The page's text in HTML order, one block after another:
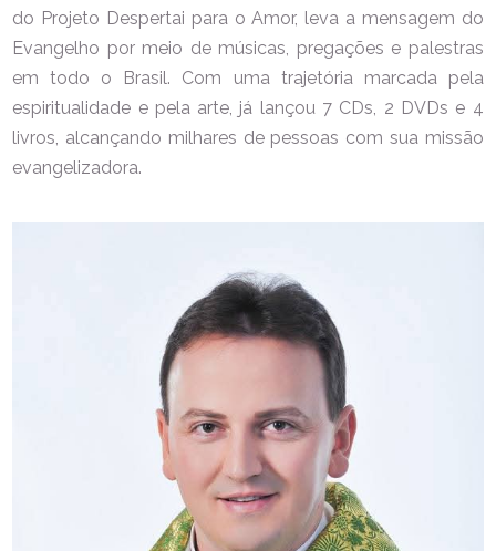
do Projeto Despertai para o Amor, leva a mensagem do
Evangelho por meio de músicas, pregações e palestras
em todo o Brasil. Com uma trajetória marcada pela
espiritualidade e pela arte, já lançou 7 CDs, 2 DVDs e 4
livros, alcançando milhares de pessoas com sua missão
evangelizadora.